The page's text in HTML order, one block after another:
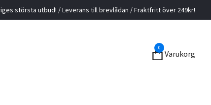
största utbud! / Leverans till brevlådan / Fraktfritt över 249kr!
0
Varukorg